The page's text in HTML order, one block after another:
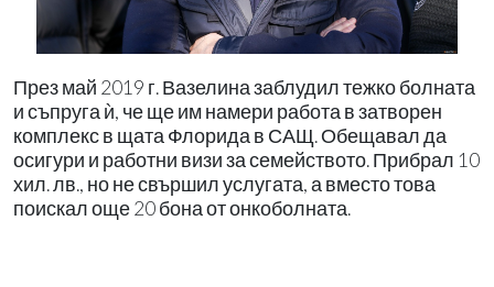
През май 2019 г. Вазелина заблудил тежко болната
и съпруга ѝ, че ще им намери работа в затворен
комплекс в щата Флорида в САЩ. Обещавал да
осигури и работни визи за семейството. Прибрал 10
хил. лв., но не свършил услугата, а вместо това
поискал още 20 бона от онкоболната.